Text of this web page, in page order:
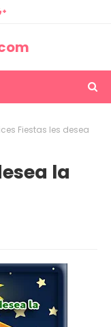
Fiestas les desea
la